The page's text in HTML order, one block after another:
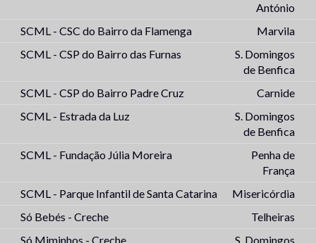
António
SCML - CSC do Bairro da Flamenga
Marvila
SCML - CSP do Bairro das Furnas
S. Domingos
de Benfica
SCML - CSP do Bairro Padre Cruz
Carnide
SCML - Estrada da Luz
S. Domingos
de Benfica
SCML - Fundação Júlia Moreira
Penha de
França
SCML - Parque Infantil de Santa Catarina
Misericórdia
Só Bebés - Creche
Telheiras
Só Miminhos - Creche
S. Domingos